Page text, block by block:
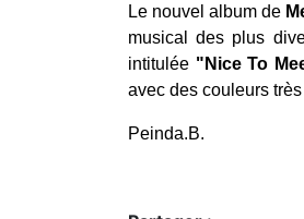
Le nouvel album de
musical des plus
intitulée "Nice To
avec des couleurs
Peinda.B.